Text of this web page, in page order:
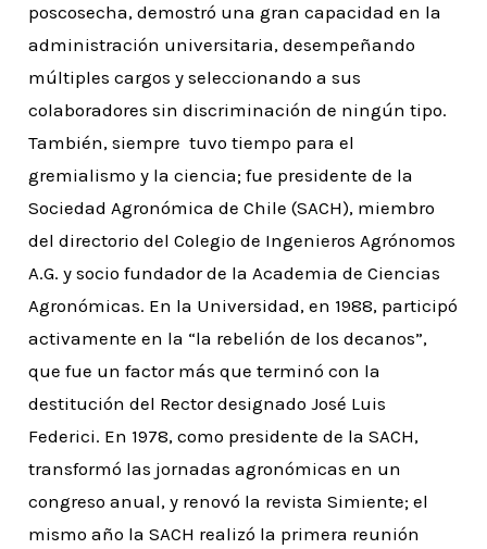
poscosecha, demostró una gran capacidad en la
administración universitaria, desempeñando
múltiples cargos y seleccionando a sus
colaboradores sin discriminación de ningún tipo.
También, siempre tuvo tiempo para el
gremialismo y la ciencia; fue presidente de la
Sociedad Agronómica de Chile (SACH), miembro
del directorio del Colegio de Ingenieros Agrónomos
A.G. y socio fundador de la Academia de Ciencias
Agronómicas. En la Universidad, en 1988, participó
activamente en la “la rebelión de los decanos”,
que fue un factor más que terminó con la
destitución del Rector designado José Luis
Federici. En 1978, como presidente de la SACH,
transformó las jornadas agronómicas en un
congreso anual, y renovó la revista Simiente; el
mismo año la SACH realizó la primera reunión